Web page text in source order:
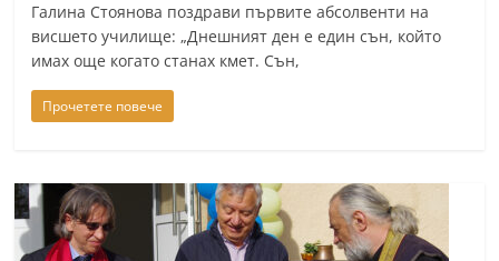
c
o
m
Галина Стоянова поздрави първите абсолвенти на
висшето училищe: „Днешният ден е един сън, който
имах още когато станах кмет. Сън,
Прочетете повече